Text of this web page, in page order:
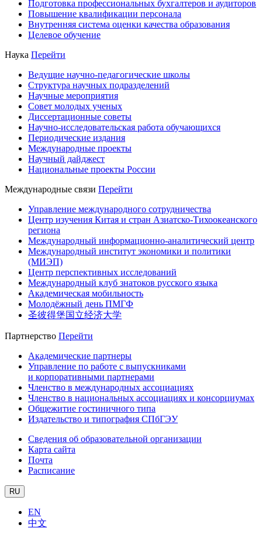
Подготовка профессиональных бухгалтеров и аудиторов
Повышение квалификации персонала
Внутренняя система оценки качества образования
Целевое обучение
Наука Перейти
Ведущие научно-педагогические школы
Структура научных подразделений
Научные мероприятия
Совет молодых ученых
Диссертационные советы
Научно-исследовательская работа обучающихся
Периодические издания
Международные проекты
Научный дайджест
Национальные проекты России
Международные связи Перейти
Управление международного сотрудничества
Центр изучения Китая и стран Азиатско-Тихоокеанского
региона
Международный информационно-аналитический центр
Международный институт экономики и политики
(МИЭП)
Центр перспективных исследований
Международный клуб знатоков русского языка
Академическая мобильность
Молодёжный день ПМГФ
圣彼得堡国立经济大学
Партнерство Перейти
Академические партнеры
Управление по работе с выпускниками
и корпоративными партнерами
Членство в международных ассоциациях
Членство в национальных ассоциациях и консорциумах
Общежитие гостиничного типа
Издательство и типография СПбГЭУ
Сведения об образовательной организации
Карта сайта
Почта
Расписание
RU
EN
中文